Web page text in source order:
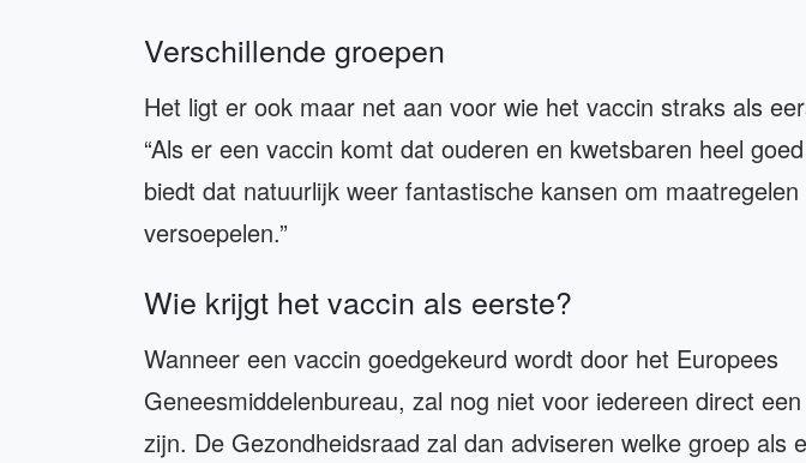
Verschillende groepen
Het ligt er ook maar net aan voor wie het vaccin straks als
“Als er een vaccin komt dat ouderen en kwetsbaren heel
biedt dat natuurlijk weer fantastische kansen om
versoepelen.”
Wie krijgt het vaccin als eerste?
Wanneer een vaccin goedgekeurd wordt door het Europees
Geneesmiddelenbureau, zal nog niet voor iedereen direct
zijn. De Gezondheidsraad zal dan adviseren welke groep als